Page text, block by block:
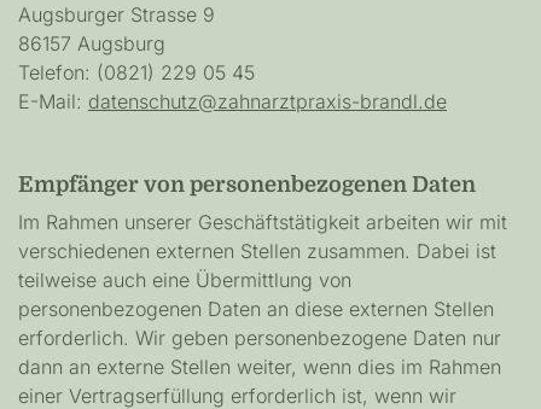
Augsburger Strasse 9
86157 Augsburg
Telefon: (0821) 229 05 45
E-Mail: datenschutz@zahnarztpraxis-brandl.de
Empfänger von personenbezogenen Daten
Im Rahmen unserer Geschäftstätigkeit arbeiten wir mit
verschiedenen externen Stellen zusammen. Dabei ist
teilweise auch eine Übermittlung von
personenbezogenen Daten an diese externen Stellen
erforderlich. Wir geben personenbezogene Daten nur
dann an externe Stellen weiter, wenn dies im Rahmen
einer Vertragserfüllung erforderlich ist, wenn wir